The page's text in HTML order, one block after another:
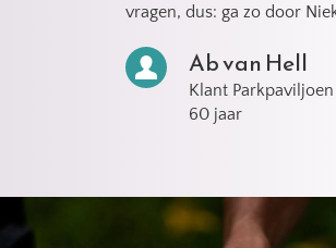
vragen, dus: ga zo door
Ab van Hell
Klant
60 jaar